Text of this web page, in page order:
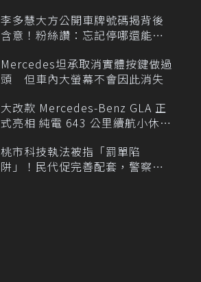
李多慧大方公開車牌號碼揭背後
含意！粉絲讚：忘記停哪還能幫
Mercedes坦承取消實體按鍵做過
頭 但車內大螢幕不會因此消失
大改款 Mercedes-Benz GLA 正
式亮相 純電 643 公里續航小休
桃市科技執法被指「罰單陷
阱」！民代促完善配套，警察局